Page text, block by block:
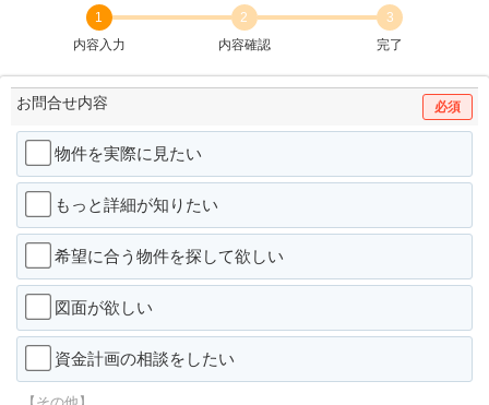
1
内容入力
2
内容確認
3
完了
お問合せ内容 必須
物件を実際に見たい
もっと詳細が知りたい
希望に合う物件を探して欲しい
図面が欲しい
資金計画の相談をしたい